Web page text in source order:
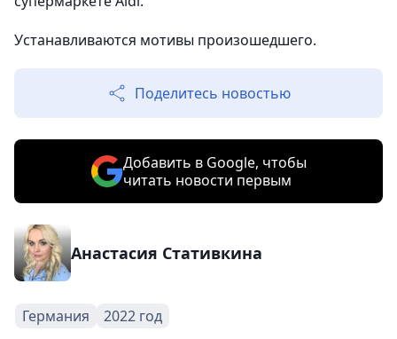
Устанавливаются мотивы произошедшего.
Поделитесь новостью
Добавить в Google, чтобы
читать новости первым
Анастасия Стативкина
Германия 2022 год